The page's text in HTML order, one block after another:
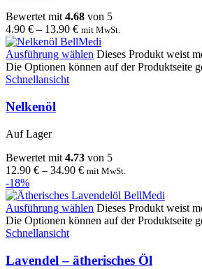
Bewertet mit4.68 von 5
4.90 € – 13.90 € mit MwSt.
Ausführung wählen Dieses Produkt weist
Die Optionen können auf der Produktseite
Schnellansicht
Nelkenöl
Auf Lager
Bewertet mit 4.73 von 5
12.90 € – 34.90 € mit MwSt.
-18%
Ausführung wählen Dieses Produkt weist
Die Optionen können auf der Produktseite
Schnellansicht
Lavendel – ätherisches Öl